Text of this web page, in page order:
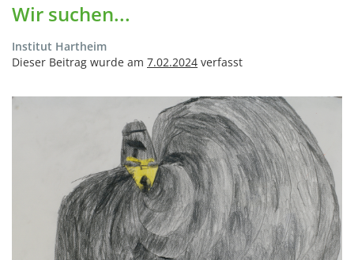
Wir suchen...
Institut Hartheim
Dieser Beitrag wurde am 7.02.2024 verfasst